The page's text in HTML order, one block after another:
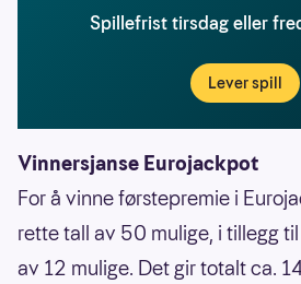
Spillefrist tirsdag eller
Lever spill
Vinnersjanse Eurojackpot
For å vinne førstepremie i
rette tall av 50 mulige, i tillegg
av 12 mulige. Det gir totalt ca.